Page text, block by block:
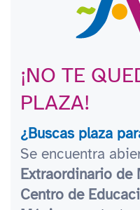
¡NO TE
PLAZA!
¿Buscas plaza
Se encuentra
Extraordinario de
Centro de